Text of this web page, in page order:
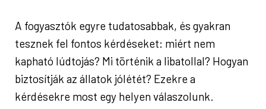
A fogyasztók egyre tudatosabbak, és gyakran
tesznek fel fontos kérdéseket: miért nem
kapható lúdtojás? Mi történik a libatollal? Hogyan
biztosítják az állatok jólétét? Ezekre a
kérdésekre most egy helyen válaszolunk.